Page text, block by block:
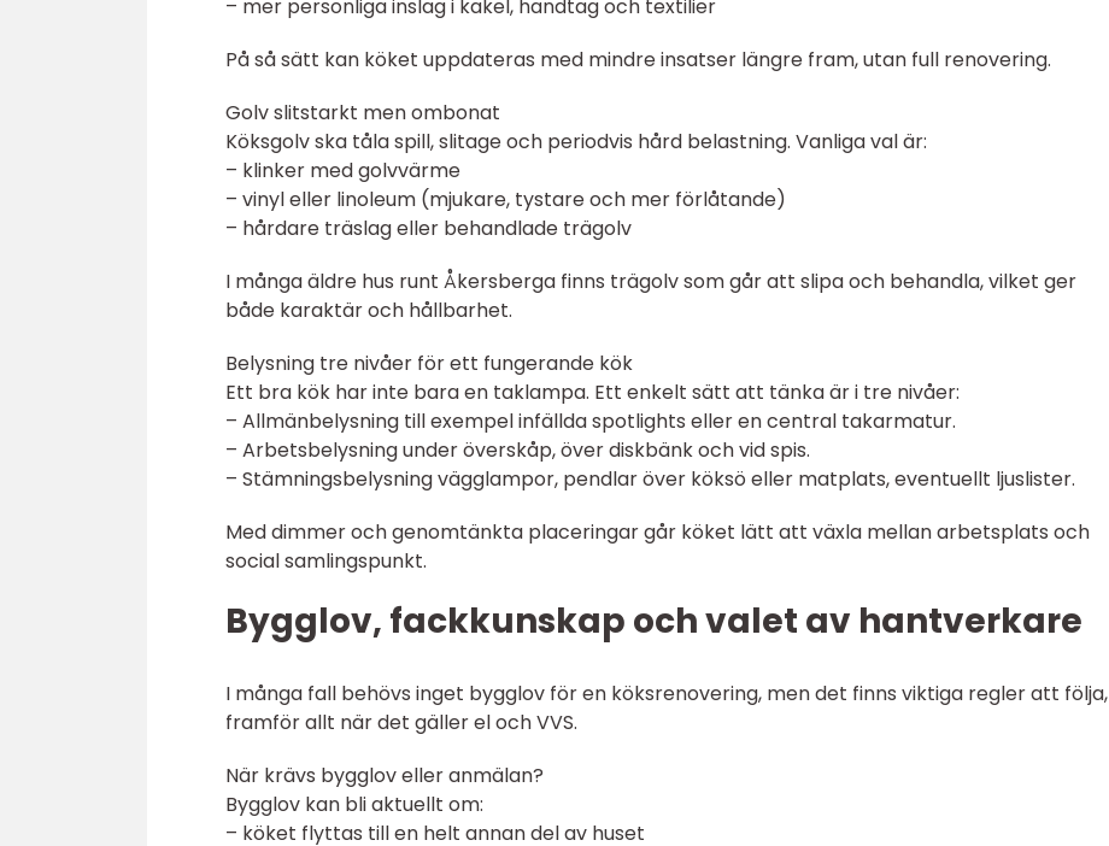
– mer personliga inslag i kakel, handtag och textilier
På så sätt kan köket uppdateras med mindre insatser längre fram, utan full renovering.
Golv slitstarkt men ombonat
Köksgolv ska tåla spill, slitage och periodvis hård belastning. Vanliga val är:
– klinker med golvvärme
– vinyl eller linoleum (mjukare, tystare och mer förlåtande)
– hårdare träslag eller behandlade trägolv
I många äldre hus runt Åkersberga finns trägolv som går att slipa och behandla, vilket ger
både karaktär och hållbarhet.
Belysning tre nivåer för ett fungerande kök
Ett bra kök har inte bara en taklampa. Ett enkelt sätt att tänka är i tre nivåer:
– Allmänbelysning till exempel infällda spotlights eller en central takarmatur.
– Arbetsbelysning under överskåp, över diskbänk och vid spis.
– Stämningsbelysning vägglampor, pendlar över köksö eller matplats, eventuellt ljuslister.
Med dimmer och genomtänkta placeringar går köket lätt att växla mellan arbetsplats och
social samlingspunkt.
Bygglov, fackkunskap och valet av hantverkare
I många fall behövs inget bygglov för en köksrenovering, men det finns viktiga regler att följa,
framför allt när det gäller el och VVS.
När krävs bygglov eller anmälan?
Bygglov kan bli aktuellt om:
– köket flyttas till en helt annan del av huset